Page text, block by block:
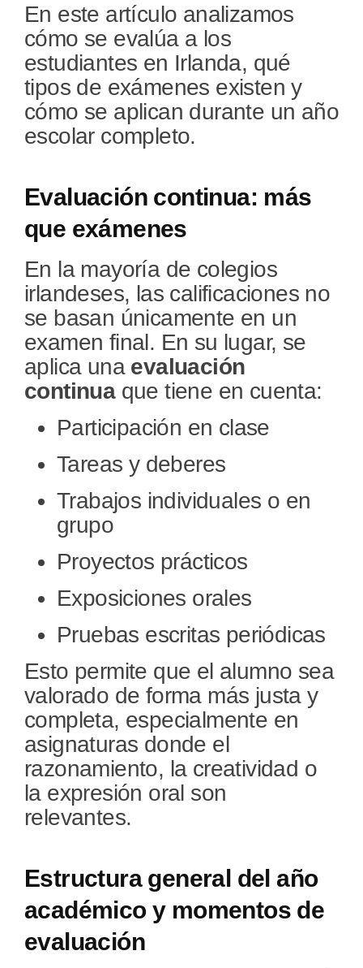
En este artículo analizamos
cómo se evalúa a los
estudiantes en Irlanda, qué
tipos de exámenes existen y
cómo se aplican durante un año
escolar completo.
Evaluación continua: más
que exámenes
En la mayoría de colegios
irlandeses, las calificaciones no
se basan únicamente en un
examen final. En su lugar, se
aplica una evaluación
continuaque tiene en cuenta:
Participación en clase
Tareas y deberes
Trabajos individuales o en
grupo
Proyectos prácticos
Exposiciones orales
Pruebas escritas periódicas
Esto permite que el alumno sea
valorado de forma más justa y
completa, especialmente en
asignaturas donde el
razonamiento, la creatividad o
la expresión oral son
relevantes.
Estructura general del año
académico y momentos de
evaluación